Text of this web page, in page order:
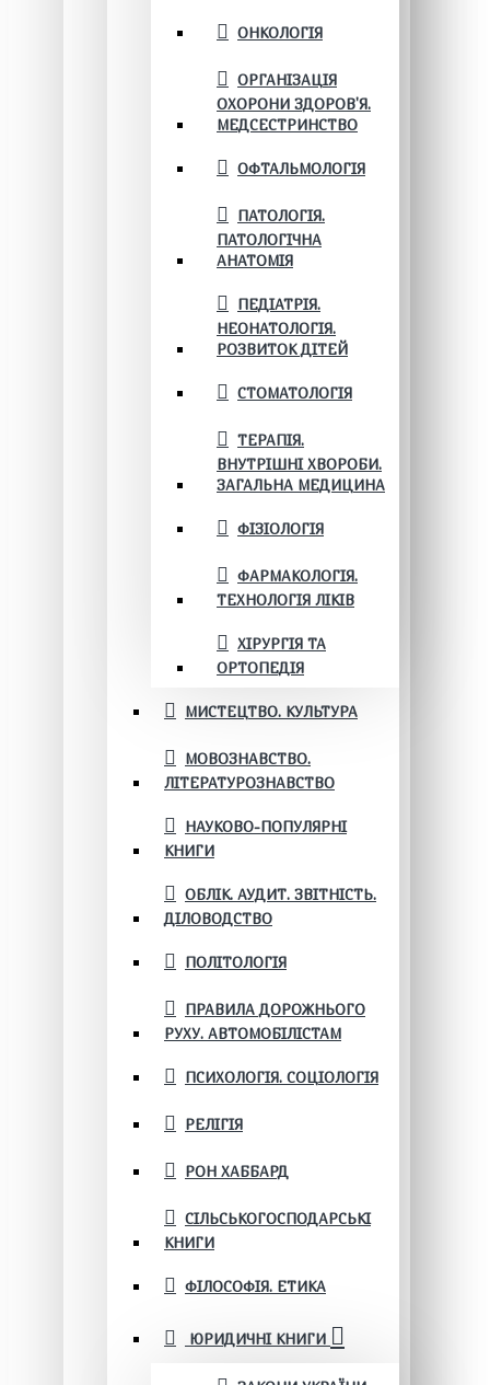
ОНКОЛОГІЯ
ОРГАНІЗАЦІЯ
ОХОРОНИ ЗДОРОВ'Я.
МЕДСЕСТРИНСТВО
ОФТАЛЬМОЛОГІЯ
ПАТОЛОГІЯ.
ПАТОЛОГІЧНА
АНАТОМІЯ
ПЕДІАТРІЯ.
НЕОНАТОЛОГІЯ.
РОЗВИТОК ДІТЕЙ
СТОМАТОЛОГІЯ
ТЕРАПІЯ.
ВНУТРІШНІ ХВОРОБИ.
ЗАГАЛЬНА МЕДИЦИНА
ФІЗІОЛОГІЯ
ФАРМАКОЛОГІЯ.
ТЕХНОЛОГІЯ ЛІКІВ
ХІРУРГІЯ ТА
ОРТОПЕДІЯ
МИСТЕЦТВО. КУЛЬТУРА
МОВОЗНАВСТВО.
ЛІТЕРАТУРОЗНАВСТВО
НАУКОВО-ПОПУЛЯРНІ
КНИГИ
ОБЛІК. АУДИТ. ЗВІТНІСТЬ.
ДІЛОВОДСТВО
ПОЛІТОЛОГІЯ
ПРАВИЛА ДОРОЖНЬОГО
РУХУ. АВТОМОБІЛІСТАМ
ПСИХОЛОГІЯ. СОЦІОЛОГІЯ
РЕЛІГІЯ
РОН ХАББАРД
СІЛЬСЬКОГОСПОДАРСЬКІ
КНИГИ
ФІЛОСОФІЯ. ЕТИКА
ЮРИДИЧНІ КНИГИ